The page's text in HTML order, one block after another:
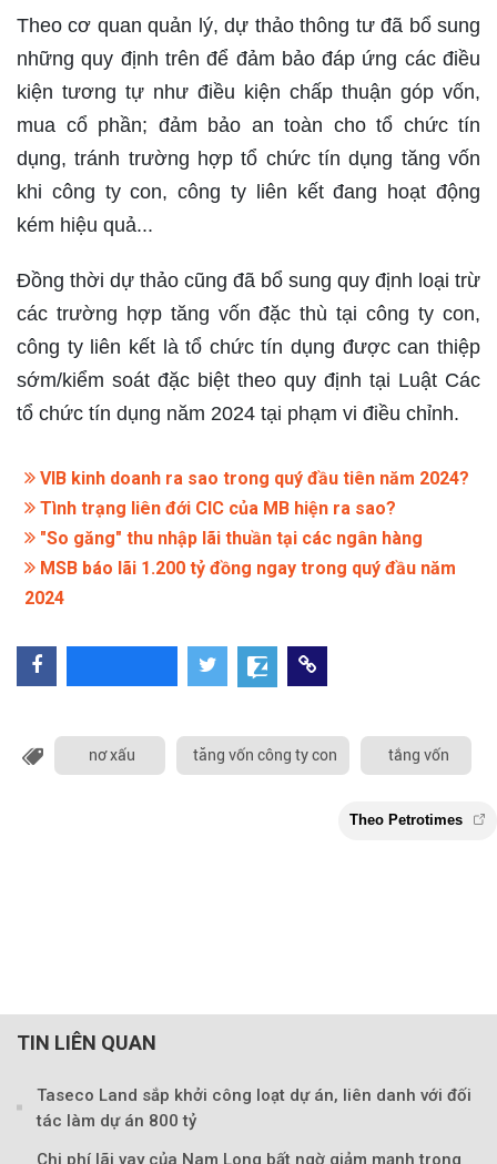
Theo cơ quan quản lý, dự thảo thông tư đã bổ sung
những quy định trên để đảm bảo đáp ứng các điều
kiện tương tự như điều kiện chấp thuận góp vốn,
mua cổ phần; đảm bảo an toàn cho tổ chức tín
dụng, tránh trường hợp tổ chức tín dụng tăng vốn
khi công ty con, công ty liên kết đang hoạt động
kém hiệu quả...
Đồng thời dự thảo cũng đã bổ sung quy định loại trừ
các trường hợp tăng vốn đặc thù tại công ty con,
công ty liên kết là tổ chức tín dụng được can thiệp
sớm/kiểm soát đặc biệt theo quy định tại Luật Các
tổ chức tín dụng năm 2024 tại phạm vi điều chỉnh.
VIB kinh doanh ra sao trong quý đầu tiên năm 2024?
Tình trạng liên đới CIC của MB hiện ra sao?
"So găng" thu nhập lãi thuần tại các ngân hàng
MSB báo lãi 1.200 tỷ đồng ngay trong quý đầu năm
2024
nơ xấu tăng vốn công ty con tắng vốn
TIN LIÊN QUAN
Taseco Land sắp khởi công loạt dự án, liên danh với đối
tác làm dự án 800 tỷ
Chi phí lãi vay của Nam Long bất ngờ giảm mạnh trong